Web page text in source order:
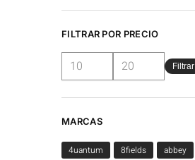
FILTRAR POR PRECIO
Filtrar
MARCAS
4uantum 8fields
abbey